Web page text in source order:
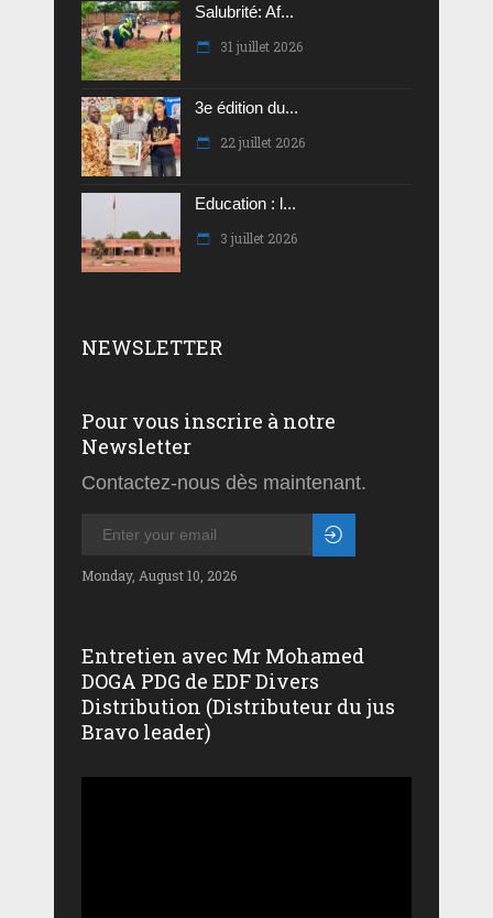
Salubrité: Af...
31 juillet 2026
3e édition du...
22 juillet 2026
Education : l...
3 juillet 2026
NEWSLETTER
Pour vous inscrire à notre
Newsletter
Contactez-nous dès maintenant.
Monday, August 10, 2026
Entretien avec Mr Mohamed
DOGA PDG de EDF Divers
Distribution (Distributeur du jus
Bravo leader)